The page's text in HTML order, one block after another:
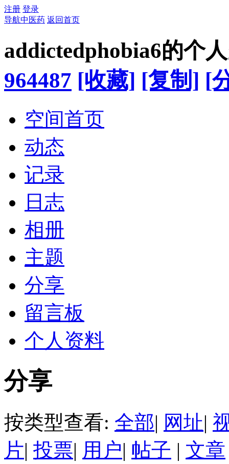
注册 登录
导航中医药 返回首页
addictedphobia6的个
964487 [收藏] [复制] [
空间首页
动态
记录
日志
相册
主题
分享
留言板
个人资料
分享
按类型查看: 全部| 网址|
片| 投票| 用户| 帖子 | 文章